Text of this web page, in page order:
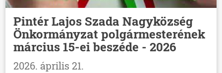
Pintér Lajos Szada Nagyközség
Önkormányzat polgármesterének
március 15-ei beszéde - 2026
2026. április 21.